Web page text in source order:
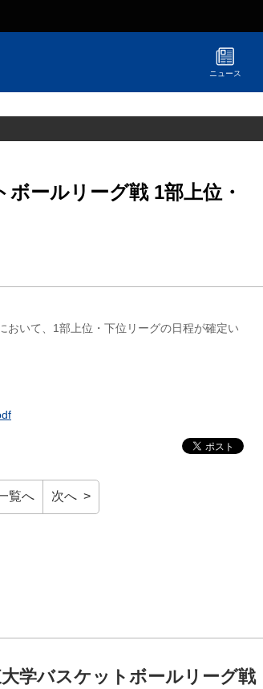
ニュース
ールリーグ戦 1部上位・
おいて、1部上位・下位リーグの日程が確定い
覧へ 次へ >
学バスケットボールリーグ戦